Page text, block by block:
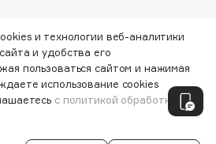
ПО ЗОЛОТОЙ КАРТЕ:415 ₽
461 ₽
и технологии веб-аналитики
и удобства его
пользоваться сайтом и нажимая
использование cookies
с политикой обработки